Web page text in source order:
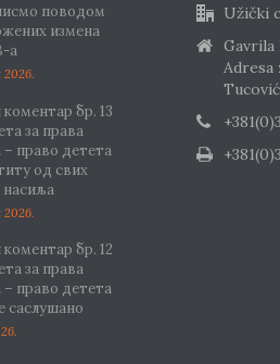
поводом
измена
а
2026.
бр. 13
за права
– право детета
од свих
насиља
2026.
бр. 12
за права
– право детета
саслушано
Užički
Gavrila
Adresa